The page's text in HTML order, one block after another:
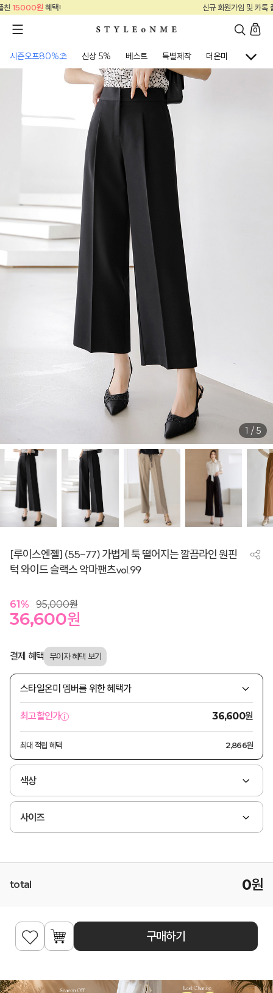
15000원혜택!
0
시즌오프80%⛱ 신상 5% 베스트 특별제작 더온미 골프웨어
1 / 5
[루이스엔젤] (55-77) 가볍게 툭 떨어지는 깔끔라인 원핀
턱 와이드 슬랙스 악마팬츠vol.99
61 % 95,000원
36,600원
결제 혜택
스타일온미 멤버를 위한 혜택가
최고할인가 36,600원
최대 적립 혜택 2,866원
색상
사이즈
total 0원
구매하기